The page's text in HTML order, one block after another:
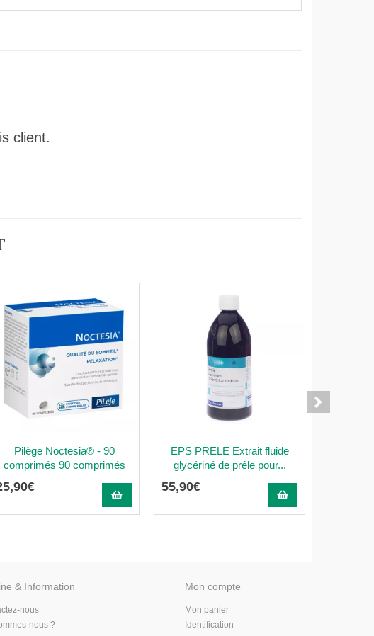
client.
Pilège Noctesia® - 90
comprimés 90 comprimés
,90€
EPS PRELE Extrait fluide
glycériné de prêle pour...
55,90€
& Information
nous
nous ?
Mon compte
Mon panier
Identification